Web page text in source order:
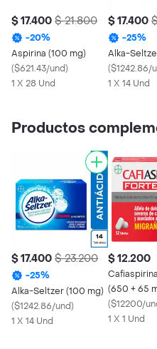
$ 17.400 $ 21.800
-20%
Aspirina (100 mg)
($621.43/und)
1 X 28 Und
$ 17.400
-25%
Alka-
($1242.86/
1 X 14 Und
Productos
$ 17.400 $ 23.200
-25%
Alka-Seltzer (100 mg)
($1242.86/und)
1 X 14 Und
$ 12.200
(650 + 65
($12200/
1 X 1 Und